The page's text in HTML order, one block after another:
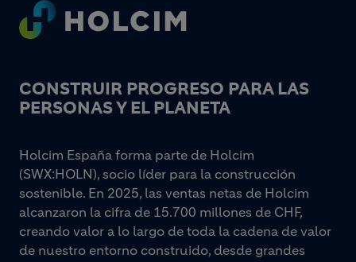
Footer
CONSTRUIR PROGRESO PARA LAS
PERSONAS Y EL PLANETA
Holcim España forma parte de Holcim
(SWX:HOLN), socio líder para la construcción
sostenible. En 2025, las ventas netas de Holcim
alcanzaron la cifra de 15.700 millones de CHF,
creando valor a lo largo de toda la cadena de valor
de nuestro entorno construido, desde grandes